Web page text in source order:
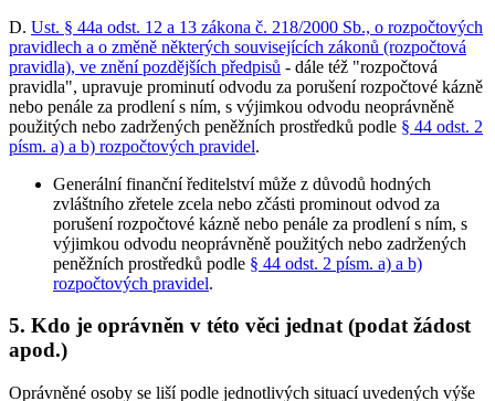
D. Ust. § 44a odst. 12 a 13 zákona č. 218/2000 Sb., o rozpočtových
pravidlech a o změně některých souvisejících zákonů (rozpočtová
pravidla), ve znění pozdějších předpisů - dále též "rozpočtová
pravidla", upravuje prominutí odvodu za porušení rozpočtové kázně
nebo penále za prodlení s ním, s výjimkou odvodu neoprávněně
použitých nebo zadržených peněžních prostředků podle § 44 odst. 2
písm. a) a b) rozpočtových pravidel.
Generální finanční ředitelství může z důvodů hodných
zvláštního zřetele zcela nebo zčásti prominout odvod za
porušení rozpočtové kázně nebo penále za prodlení s ním, s
výjimkou odvodu neoprávněně použitých nebo zadržených
peněžních prostředků podle § 44 odst. 2 písm. a) a b)
rozpočtových pravidel.
5. Kdo je oprávněn v této věci jednat (podat žádost
apod.)
Oprávněné osoby se liší podle jednotlivých situací uvedených výše